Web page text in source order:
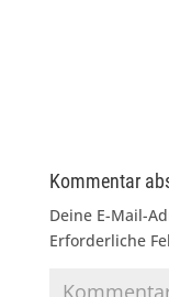
Kommentar
Deine E-Mail-
Erforderliche